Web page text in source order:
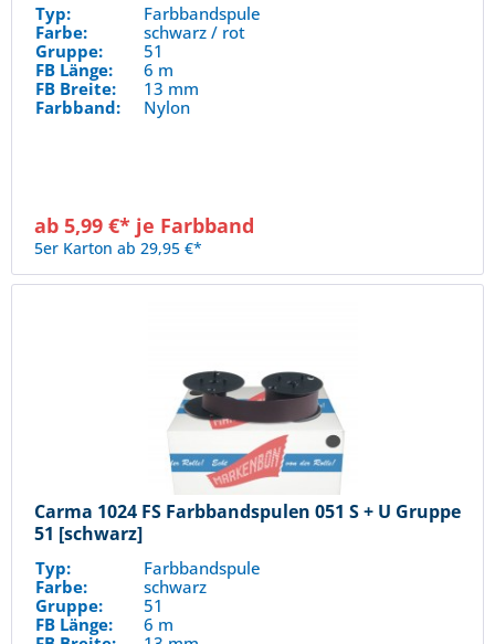
Typ:
Farbbandspule
Farbe:
schwarz / rot
Gruppe:
51
FB Länge:
6 m
FB Breite:
13 mm
Farbband:
Nylon
ab 5,99 €* je Farbband
5er Karton ab 29,95 €*
Carma 1024 FS Farbbandspulen 051 S + U Gruppe
51 [schwarz]
Typ:
Farbbandspule
Farbe:
schwarz
Gruppe:
51
FB Länge:
6 m